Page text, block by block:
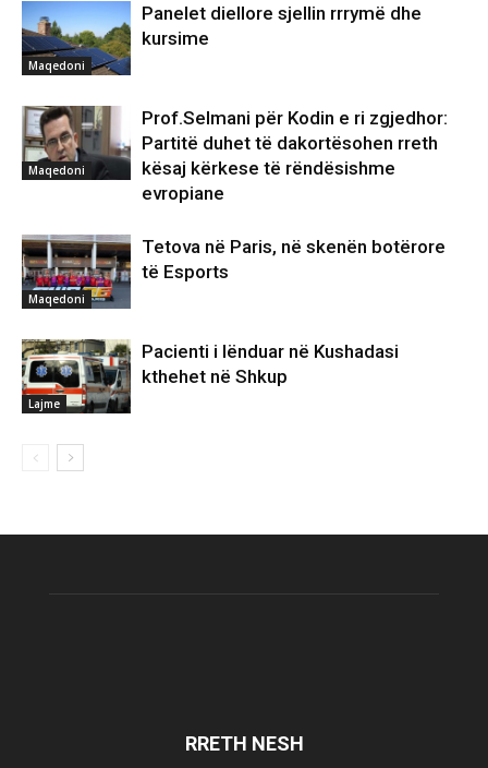
Maqedoni
Panelet diellore sjellin rrrymë dhe
kursime
Maqedoni
Prof.Selmani për Kodin e ri zgjedhor:
Partitë duhet të dakortësohen rreth
kësaj kërkese të rëndësishme
evropiane
Maqedoni
Tetova në Paris, në skenën botërore
të Esports
Lajme
Pacienti i lënduar në Kushadasi
kthehet në Shkup
RRETH NESH